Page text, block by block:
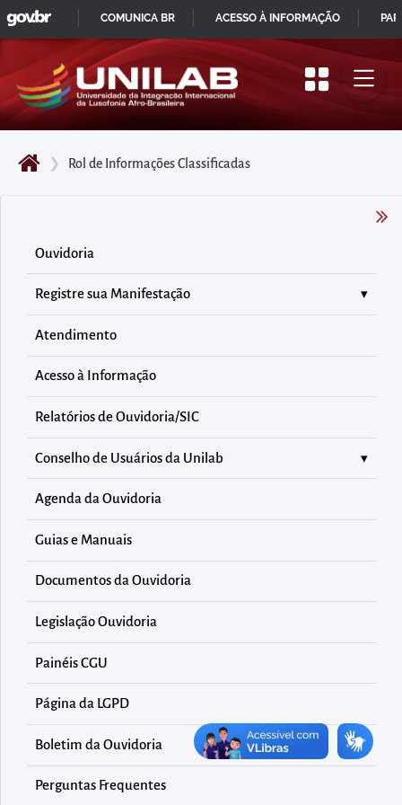
Pular
para
início
do
principal
Acessar
diretamente
o
Acessar
diretamente
área
para
realizar
buscas
internas
Acessar
informações
postas
rodapé
❯ Rol de Informações Classificadas
Ouvidoria
Registre sua Manifestação
Atendimento
Acesso à Informação
Relatórios de Ouvidoria/SIC
Conselho de Usuários da Unilab
Agenda da Ouvidoria
Guias e Manuais
Documentos da Ouvidoria
Legislação Ouvidoria
Painéis CGU
Página da LGPD
Boletim da Ouvidoria
Perguntas Frequentes
IR
PARA
CONTEÚDO
GOVBR
COMUNICA BR ACESSO À INFORMAÇÃO